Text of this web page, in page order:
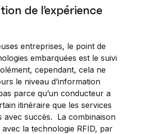
de l’expérience
entreprises, le point de
embarquées est le suivi
cependant, cela ne
le niveau d’information
parce qu’un conducteur a
itinéraire que les services
avec succès. La combinaison
avec la technologie RFID, par